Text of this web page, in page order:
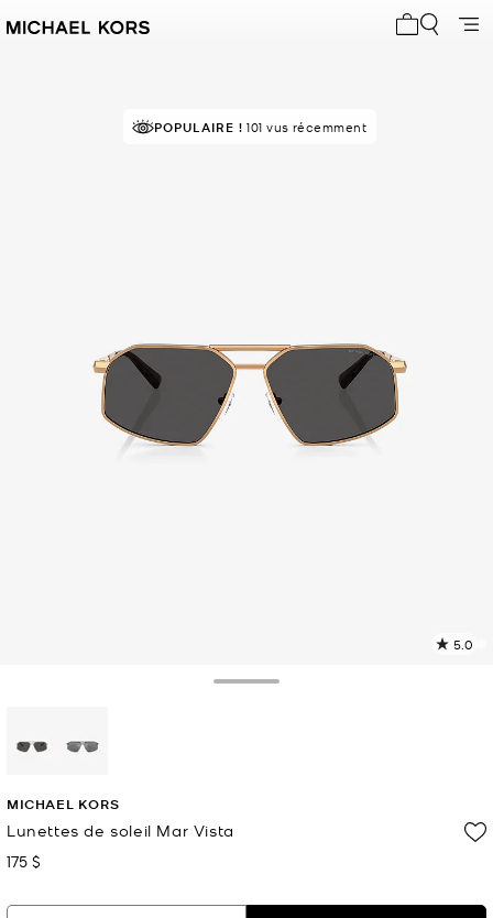
POPULAIRE ! 101 vus récemment
5.0
MICHAEL KORS
Lunettes de soleil Mar Vista
maintenant
175 $